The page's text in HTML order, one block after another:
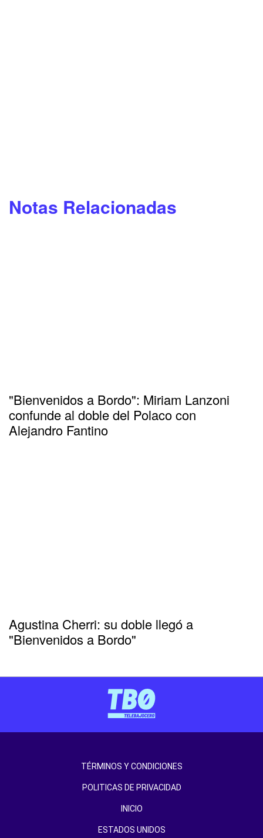
Notas Relacionadas
"Bienvenidos a Bordo": Miriam Lanzoni
confunde al doble del Polaco con
Alejandro Fantino
Agustina Cherri: su doble llegó a
"Bienvenidos a Bordo"
TÉRMINOS Y CONDICIONES
POLITICAS DE PRIVACIDAD
INICIO
ESTADOS UNIDOS